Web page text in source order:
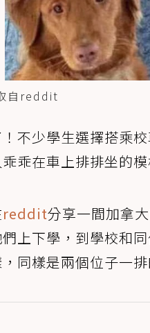
自reddit
不少學生選擇搭乘
乖在車上排排坐的模
reddit分享一間加拿
上下學，到學校和
同樣是兩個位子一